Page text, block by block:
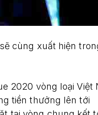
cùng xuất hiện
2020 vòng loại Việt
tiền thưởng lên tới